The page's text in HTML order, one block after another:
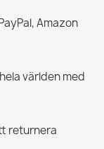
Amazon
världen med
returnera